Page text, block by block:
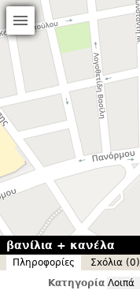
βανίλια + κανέλα
Πληροφορίες
Σxόλια (0)
Κατηγορία Λοιπά